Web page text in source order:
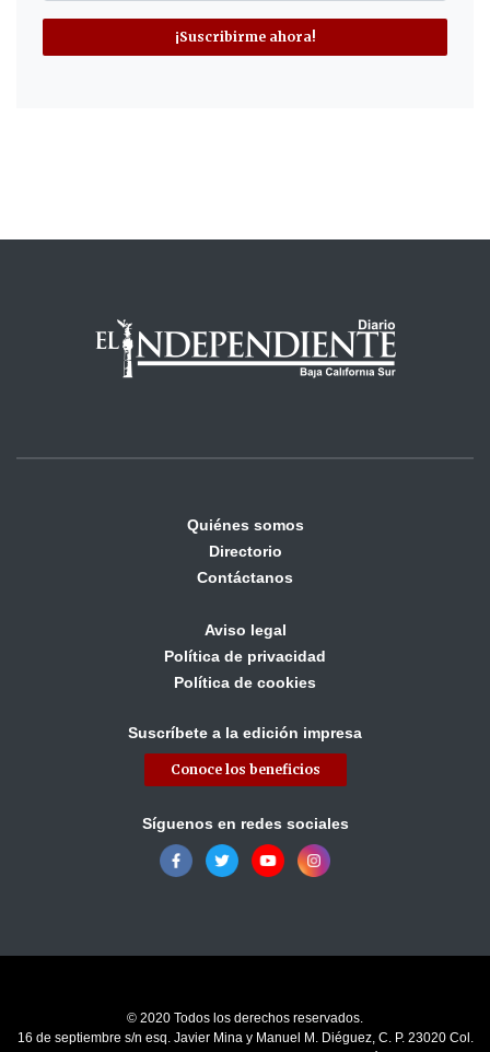
¡Suscribirme ahora!
Quiénes somos
Directorio
Contáctanos
Aviso legal
Política de privacidad
Política de cookies
Suscríbete a la edición impresa
Conoce los beneficios
Síguenos en redes sociales
© 2020 Todos los derechos reservados.
16 de septiembre s/n esq. Javier Mina y Manuel M. Diéguez, C. P. 23020 Col.